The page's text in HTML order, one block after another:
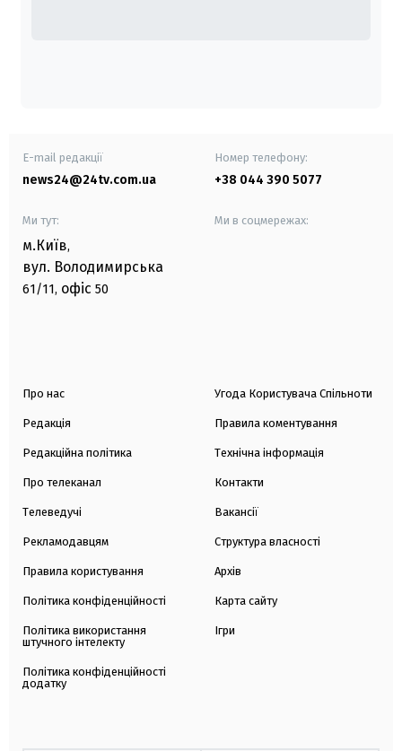
E-mail редакції
news24@24tv.com.ua
Номер телефону:
+38 044 390 5077
Ми тут:
м.Київ,
вул. Володимирська
61/11, офіс 50
Ми в соцмережах:
Про нас
Редакція
Редакційна політика
Про телеканал
Телеведучі
Рекламодавцям
Правила користування
Політика конфіденційності
Політика використання
штучного інтелекту
Політика конфіденційності
додатку
Угода Користувача Спільноти
Правила коментування
Технічна інформація
Контакти
Вакансії
Структура власності
Архів
Карта сайту
Ігри